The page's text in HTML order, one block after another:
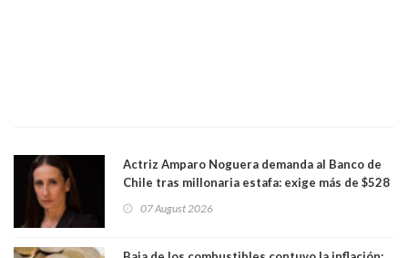
Actriz Amparo Noguera demanda al Banco de
Chile tras millonaria estafa: exige más de $528
07 August 2026